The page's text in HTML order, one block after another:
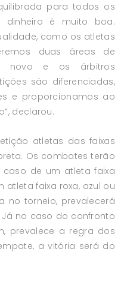
para todos os
é muito boa.
como os atletas
duas áreas de
novo e os árbitros
são diferenciadas,
e proporcionamos ao
declarou.
atletas das faixas
Os combates terão
caso de um atleta faixa
atleta faixa roxa, azul ou
no torneio, prevalecerá
no caso do confronto
prevalece a regra dos
a vitória será do